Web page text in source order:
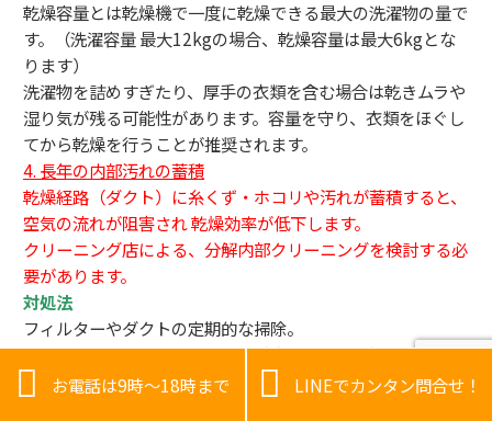
乾燥容量とは乾燥機で一度に乾燥できる最大の洗濯物の量で
す。（洗濯容量 最大12kgの場合、乾燥容量は最大6kgとな
ります）
洗濯物を詰めすぎたり、厚手の衣類を含む場合は乾きムラや
湿り気が残る可能性があります。容量を守り、衣類をほぐし
てから乾燥を行うことが推奨されます。
4. 長年の内部汚れの蓄積
乾燥経路（ダクト）に糸くず・ホコリや汚れが蓄積すると、
空気の流れが阻害され 乾燥効率が低下します。
クリーニング店による、分解内部クリーニングを検討する必
要があります。
対処法
フィルターやダクトの定期的な掃除。
洗濯物の量を適切に調整し、厚手衣類は追加乾燥する。
必要に応じてプロによる分解クリーニングを依頼する。
 お電話は9時～18時まで  LINEでカンタン問合せ！